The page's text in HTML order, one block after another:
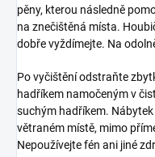
pěny, kterou následně
na znečištěná místa.
dobře vyždímejte. Na
Po vyčištění odstraňte
hadříkem namočeným v
suchým hadříkem.
větraném místě, mimo
Nepoužívejte fén ani jiné